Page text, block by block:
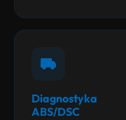
Diagnostyka
ABS/DSC